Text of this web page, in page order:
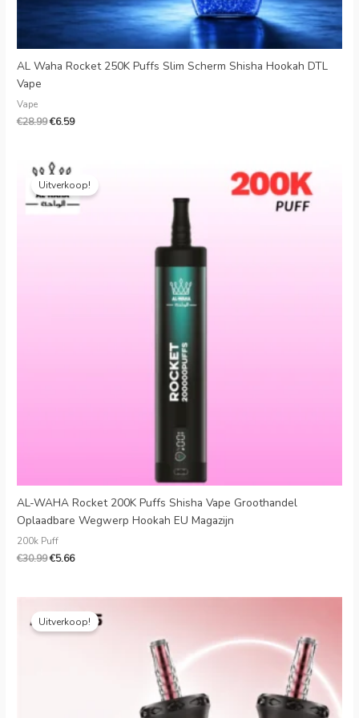
AL Waha Rocket 250K Puffs Slim Scherm Shisha Hookah DTL
Vape
Vape
€28.99€6.59
Uitverkoop!
AL-WAHA Rocket 200K Puffs Shisha Vape Groothandel
Oplaadbare Wegwerp Hookah EU Magazijn
200k Puff
€30.99
Oorspronkelijke
prijs
was:
€30.99.
€5.66
prijs
is:
€5.66.
Uitverkoop!
prijs
was:
prijs
is: